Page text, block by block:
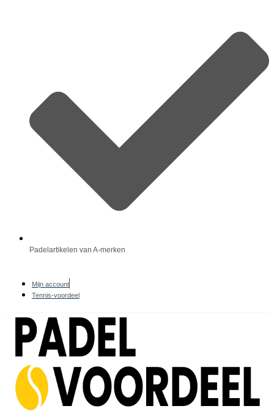
Padelartikelen van A-merken
Mijn account
Tennis-voordeel